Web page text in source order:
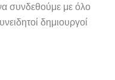
συνδεθούμε με όλο
δημιουργοί